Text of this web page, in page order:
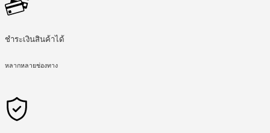
ชำระเงินสินค้าได้
หลากหลายช่องทาง